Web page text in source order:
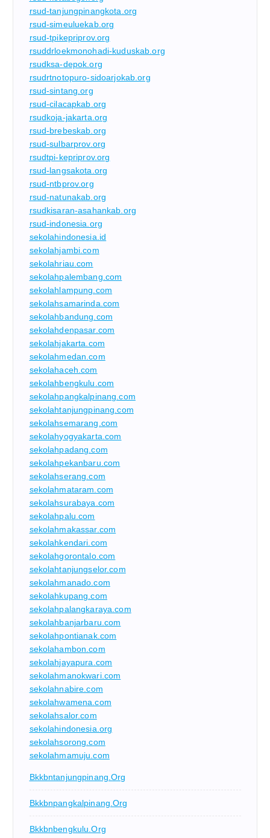
rsud-tanjungpinangkota.org
rsud-simeuluekab.org
rsud-tpikepriprov.org
rsuddrloekmonohadi-kuduskab.org
rsudksa-depok.org
rsudrtnotopuro-sidoarjokab.org
rsud-sintang.org
rsud-cilacapkab.org
rsudkoja-jakarta.org
rsud-brebeskab.org
rsud-sulbarprov.org
rsudtpi-kepriprov.org
rsud-langsakota.org
rsud-ntbprov.org
rsud-natunakab.org
rsudkisaran-asahankab.org
rsud-indonesia.org
sekolahindonesia.id
sekolahjambi.com
sekolahriau.com
sekolahpalembang.com
sekolahlampung.com
sekolahsamarinda.com
sekolahbandung.com
sekolahdenpasar.com
sekolahjakarta.com
sekolahmedan.com
sekolahaceh.com
sekolahbengkulu.com
sekolahpangkalpinang.com
sekolahtanjungpinang.com
sekolahsemarang.com
sekolahyogyakarta.com
sekolahpadang.com
sekolahpekanbaru.com
sekolahserang.com
sekolahmataram.com
sekolahsurabaya.com
sekolahpalu.com
sekolahmakassar.com
sekolahkendari.com
sekolahgorontalo.com
sekolahtanjungselor.com
sekolahmanado.com
sekolahkupang.com
sekolahpalangkaraya.com
sekolahbanjarbaru.com
sekolahpontianak.com
sekolahambon.com
sekolahjayapura.com
sekolahmanokwari.com
sekolahnabire.com
sekolahwamena.com
sekolahsalor.com
sekolahindonesia.org
sekolahsorong.com
sekolahmamuju.com
Bkkbntanjungpinang.org
Bkkbnpangkalpinang.org
Bkkbnbengkulu.org